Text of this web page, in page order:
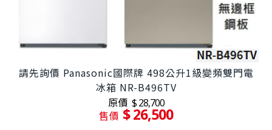
請先詢價 Panasonic國際牌 498公升1級變頻雙門電
冰箱 NR-B496TV
原價 $ 28,700
售價 $ 26,500